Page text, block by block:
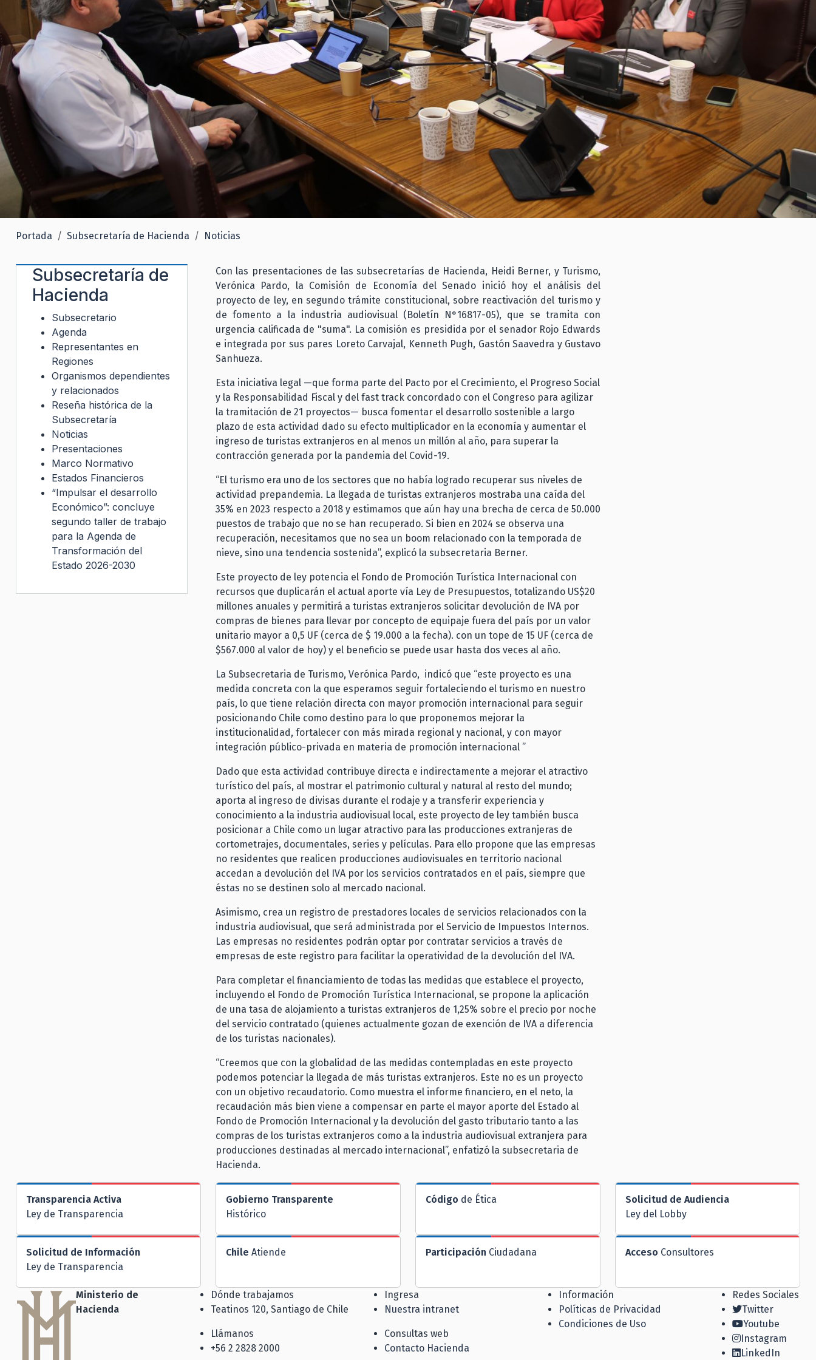
Portada Subsecretaría de Hacienda Noticias
Con las presentaciones de las subsecretarías de Hacienda, Heidi Berner, y Turismo,
Verónica Pardo, la Comisión de Economía del Senado inició hoy el análisis del
proyecto de ley, en segundo trámite constitucional, sobre reactivación del turismo y
de fomento a la industria audiovisual (Boletín N°16817-05), que se tramita con
urgencia calificada de "suma". La comisión es presidida por el senador Rojo Edwards
e integrada por sus pares Loreto Carvajal, Kenneth Pugh, Gastón Saavedra y Gustavo
Sanhueza.
Esta iniciativa legal —que forma parte del Pacto por el Crecimiento, el Progreso Social
y la Responsabilidad Fiscal y del fast track concordado con el Congreso para agilizar
la tramitación de 21 proyectos— busca fomentar el desarrollo sostenible a largo
plazo de esta actividad dado su efecto multiplicador en la economía y aumentar el
ingreso de turistas extranjeros en al menos un millón al año, para superar la
contracción generada por la pandemia del Covid-19.
“El turismo era uno de los sectores que no había logrado recuperar sus niveles de
actividad prepandemia. La llegada de turistas extranjeros mostraba una caída del
35% en 2023 respecto a 2018 y estimamos que aún hay una brecha de cerca de 50.000
puestos de trabajo que no se han recuperado. Si bien en 2024 se observa una
recuperación, necesitamos que no sea un boom relacionado con la temporada de
nieve, sino una tendencia sostenida”, explicó la subsecretaria Berner.
Este proyecto de ley potencia el Fondo de Promoción Turística Internacional con
recursos que duplicarán el actual aporte vía Ley de Presupuestos, totalizando US$20
millones anuales y permitirá a turistas extranjeros solicitar devolución de IVA por
compras de bienes para llevar por concepto de equipaje fuera del país por un valor
unitario mayor a 0,5 UF (cerca de $ 19.000 a la fecha). con un tope de 15 UF (cerca de
$567.000 al valor de hoy) y el beneficio se puede usar hasta dos veces al año.
La Subsecretaria de Turismo, Verónica Pardo, indicó que “este proyecto es una
medida concreta con la que esperamos seguir fortaleciendo el turismo en nuestro
país, lo que tiene relación directa con mayor promoción internacional para seguir
posicionando Chile como destino para lo que proponemos mejorar la
institucionalidad, fortalecer con más mirada regional y nacional, y con mayor
integración público-privada en materia de promoción internacional ”
Dado que esta actividad contribuye directa e indirectamente a mejorar el atractivo
turístico del país, al mostrar el patrimonio cultural y natural al resto del mundo;
aporta al ingreso de divisas durante el rodaje y a transferir experiencia y
conocimiento a la industria audiovisual local, este proyecto de ley también busca
posicionar a Chile como un lugar atractivo para las producciones extranjeras de
cortometrajes, documentales, series y películas. Para ello propone que las empresas
no residentes que realicen producciones audiovisuales en territorio nacional
accedan a devolución del IVA por los servicios contratados en el país, siempre que
éstas no se destinen solo al mercado nacional.
Asimismo, crea un registro de prestadores locales de servicios relacionados con la
industria audiovisual, que será administrada por el Servicio de Impuestos Internos.
Las empresas no residentes podrán optar por contratar servicios a través de
empresas de este registro para facilitar la operatividad de la devolución del IVA.
Para completar el financiamiento de todas las medidas que establece el proyecto,
incluyendo el Fondo de Promoción Turística Internacional, se propone la aplicación
de una tasa de alojamiento a turistas extranjeros de 1,25% sobre el precio por noche
del servicio contratado (quienes actualmente gozan de exención de IVA a diferencia
de los turistas nacionales).
“Creemos que con la globalidad de las medidas contempladas en este proyecto
podemos potenciar la llegada de más turistas extranjeros. Este no es un proyecto
con un objetivo recaudatorio. Como muestra el informe financiero, en el neto, la
recaudación más bien viene a compensar en parte el mayor aporte del Estado al
Fondo de Promoción Internacional y la devolución del gasto tributario tanto a las
compras de los turistas extranjeros como a la industria audiovisual extranjera para
producciones destinadas al mercado internacional”, enfatizó la subsecretaria de
Hacienda.
Subsecretaría de
Hacienda
Subsecretario
Agenda
Representantes en
Regiones
Organismos dependientes
y relacionados
Reseña histórica de la
Subsecretaría
Noticias
Presentaciones
Marco Normativo
Estados Financieros
“Impulsar el desarrollo
Económico”: concluye
segundo taller de trabajo
para la Agenda de
Transformación del
Estado 2026-2030
Transparencia Activa
Ley de Transparencia
Gobierno Transparente
Histórico
Código de Ética
Solicitud de Audiencia
Ley del Lobby
Solicitud de Información
Ley de Transparencia
Chile Atiende Participación Ciudadana Acceso Consultores
Ministerio de
Hacienda
Dónde trabajamos
Teatinos 120, Santiago de Chile
Llámanos
+56 2 2828 2000
Ingresa
Nuestra intranet
Consultas web
Contacto Hacienda
Información
Políticas de Privacidad
Condiciones de Uso
Redes Sociales
Twitter
Youtube
Instagram
LinkedIn